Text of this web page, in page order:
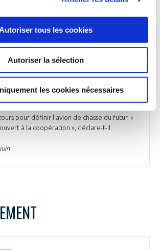
tous les cookies
Autoriser la sélection
les cookies nécessaires
t-il. « Il faut s'attaquer à une
de créer en Europe un espace de défense
contre la fragmentation des
des stratégies ». Il ajoute : « Je crois que les
elles, pour tirer ensuite les gouvernements
». Roberto Cingolani est en accord avec
exprimé par Guillaume Faury,
pour définir l'avion de chasse du futur. «
à la coopération », déclare-t-il.